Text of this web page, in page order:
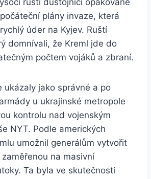
ruští důstojníci opakovaně
plány invaze, která
úder na Kyjev. Ruští
domnívali, že Kreml jde do
počtem vojáků a zbraní.
ukázaly jako správné a po
u ukrajinské metropole
kontrolu nad vojenským
NYT. Podle amerických
umožnil generálům vytvořit
na masivní
Ta byla ve skutečnosti